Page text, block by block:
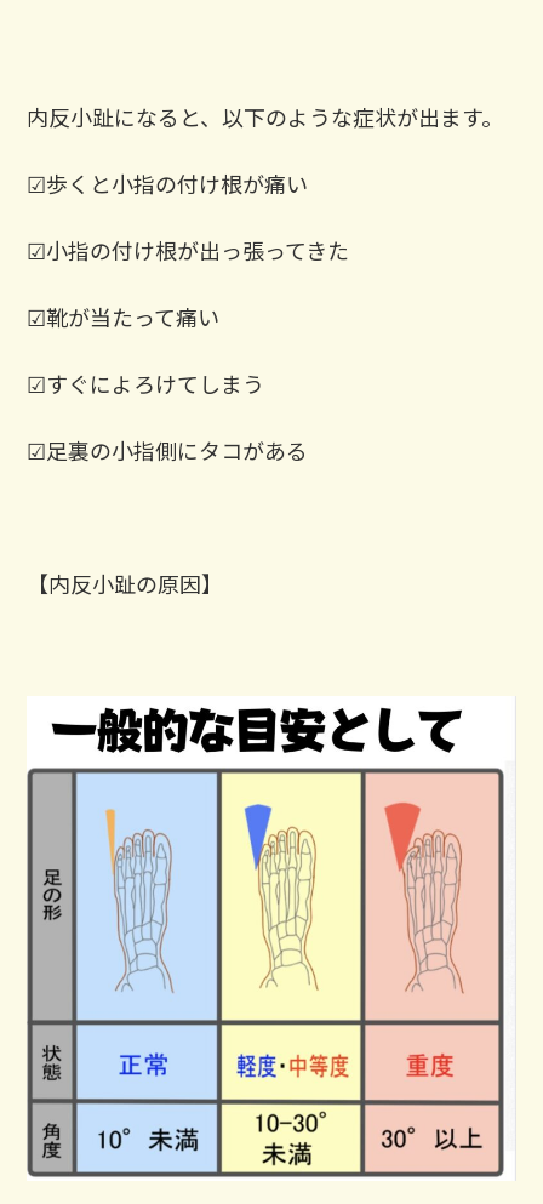
内反小趾になると、以下のような症状が出ます。
☑歩くと小指の付け根が痛い
☑小指の付け根が出っ張ってきた
☑靴が当たって痛い
☑すぐによろけてしまう
☑足裏の小指側にタコがある
【内反小趾の原因】